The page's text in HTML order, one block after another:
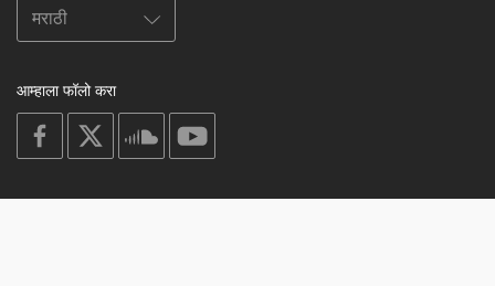
आम्हाला फॉलो करा
on
facebook
soundcloud